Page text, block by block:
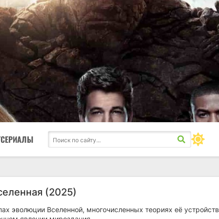
(2025)
эволюции Вселенной, многочисленных теориях её